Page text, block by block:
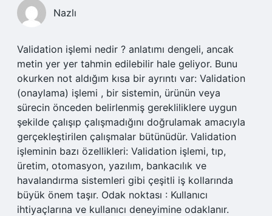
Nazlı
Validation işlemi nedir ? anlatımı dengeli, ancak
metin yer yer tahmin edilebilir hale geliyor. Bunu
okurken not aldığım kısa bir ayrıntı var: Validation
(onaylama) işlemi , bir sistemin, ürünün veya
sürecin önceden belirlenmiş gerekliliklere uygun
şekilde çalışıp çalışmadığını doğrulamak amacıyla
gerçekleştirilen çalışmalar bütünüdür. Validation
işleminin bazı özellikleri: Validation işlemi, tıp,
üretim, otomasyon, yazılım, bankacılık ve
havalandırma sistemleri gibi çeşitli iş kollarında
büyük önem taşır. Odak noktası : Kullanıcı
ihtiyaçlarına ve kullanıcı deneyimine odaklanır.